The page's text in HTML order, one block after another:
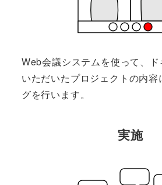
Web会議システムを使って、
いただいたプロジェクトの内
グを行います。
実施